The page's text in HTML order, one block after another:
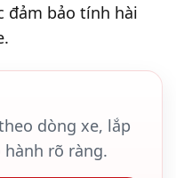
đảm bảo tính hài
dòng xe, lắp
rõ ràng.